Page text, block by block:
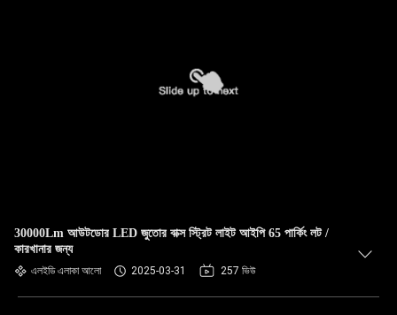
30000Lm আউটডোর LED জুতোর বাক্স স্ট্রিট লাইট আইপি 65 পার্কিং লট /
কারখানার জন্য
এলইডি এলাকা আলো 2025-03-31 257 ভিউ